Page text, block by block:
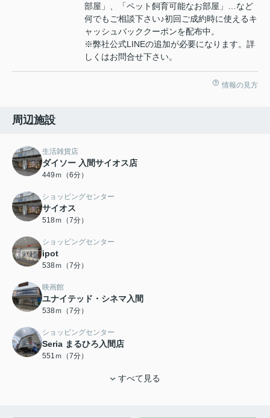
部屋」、「ペット飼育可能なお部屋」…など
何でもご相談下さい♪初回ご成約時に使えるキ
ャッシュバッククーポンを配布中。
※弊社公式LINEの追加が必要になります。詳
しくはお問合せ下さい。
情報の見方
周辺施設
生活雑貨店
ダイソー 入間サイオス店
449ｍ（6分）
ショッピングセンター
サイオス
518ｍ（7分）
ショッピングセンター
ipot
538ｍ（7分）
映画館
ユナイテッド・シネマ入間
538ｍ（7分）
ショッピングセンター
Seria まるひろ入間店
551ｍ（7分）
すべて見る